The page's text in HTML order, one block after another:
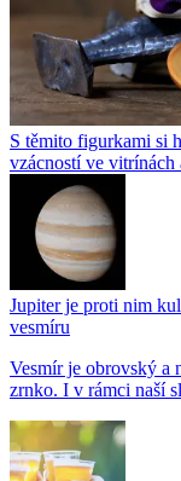
S těmito figurkami si
vzácností ve vitrínách
Jupiter je proti nim
vesmíru
Vesmír je obrovský a
zrnko. I v rámci naší